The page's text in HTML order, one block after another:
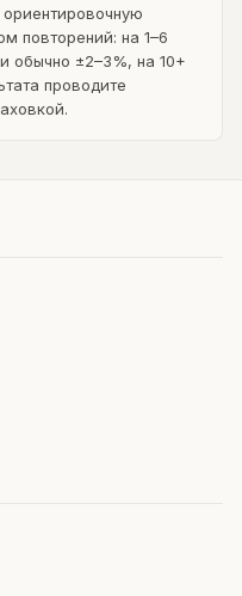
ориентировочную
повторений: на 1–6
±2–3%, на 10+
проводите